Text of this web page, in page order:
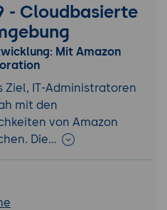
- Cloudbasierte
Mit Amazon
Ziel, IT-Administratoren
mit den
von Amazon
Die…